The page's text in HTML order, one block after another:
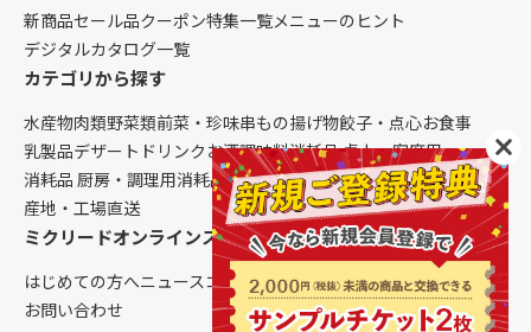
新商品セール品クーポン特集一覧メニューのヒント
デジタルカタログ一覧
カテゴリから探す
水産物肉類野菜類前菜・珍味串もの揚げ物餃子・点心お食事
乳製品デザート ドリンク お酒調味料消耗品 卓上・客席用
消耗品 厨房・調理用消耗品 クレンリネス生鮮品（配送便限定）
産地・工場直送
ミクリードオンラインストアについて
はじめての方へニュースコラムご利用ガイド会社概要
お問い合わせ